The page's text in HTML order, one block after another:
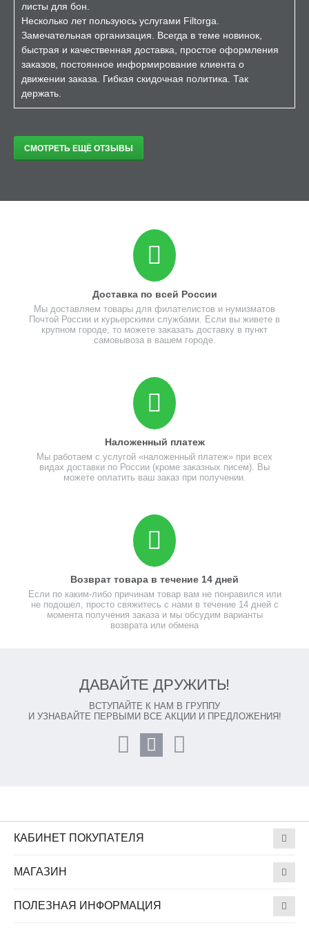
листы для бон.
Несколько лет пользуюсь услугами Filtorga.
Замечательная организация. Всегда в теме новинок,
быстрая и качественная доставка, простое оформления
заказов, постоянное информирование клиента о
движении заказа. Гибкая скидочная политика. Так
держать.
СМОТРЕТЬ ЕЩЁ ОТЗЫВЫ
Доставка по всей России
Мы доставляем товары для филателистов и нумизматов
Почтой России и курьерскими службами. Если вы живете в
крупном городе, то можете заказать доставку в пункт
самовывоза в вашем городе.
Наложенный платеж
Мы работаем с услугой «наложенный платеж» при всех
видах доставки по России (кроме заказных писем). Вы
можете оплатить ваш заказ при получении.
Возврат товара в течение 14 дней
Если по каким-либо причинам товар вам не понравился или
не подошел, просто свяжитесь с нами в течение 14 дней с
момента получения заказа и мы обсудим варианты
возврата или обмена
ДАВАЙТЕ ДРУЖИТЬ!
ВСТУПАЙТЕ К НАМ В ГРУППУ
И УЗНАВАЙТЕ ПЕРВЫМИ ВСЕ АКЦИИ И ПРЕДЛОЖЕНИЯ!
КАБИНЕТ ПОКУПАТЕЛЯ
МАГАЗИН
ПОЛЕЗНАЯ ИНФОРМАЦИЯ